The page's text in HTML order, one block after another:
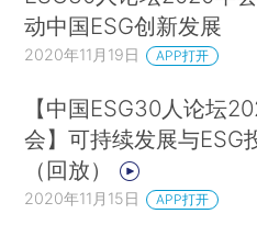
足且令人失望，我们需要从格拉
呼吁。
“气候变化面前，没有人可以仅
动。”麦守信强调。
关于ESG30人
动中国ESG创新发展
2020年11月19日 APP打开
【中国ESG30人论坛
会】可持续发展与ESG
（回放）
2020年11月15日 APP打开